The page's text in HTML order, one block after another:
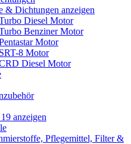
& Dichtungen anzeigen
Diesel Motor
Benziner Motor
Motor
8 Motor
Diesel Motor
anzeigen
Pflegemittel, Filter &